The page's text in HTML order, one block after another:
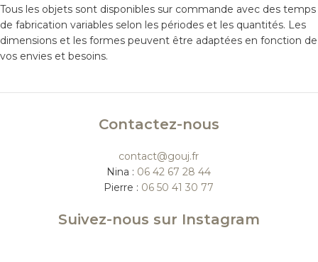
Tous les objets sont disponibles sur commande avec des temps
de fabrication variables selon les périodes et les quantités. Les
dimensions et les formes peuvent être adaptées en fonction de
vos envies et besoins.
Contactez-nous
contact@gouj.fr
Nina : 06 42 67 28 44
Pierre : 06 50 41 30 77
Suivez-nous sur Instagram